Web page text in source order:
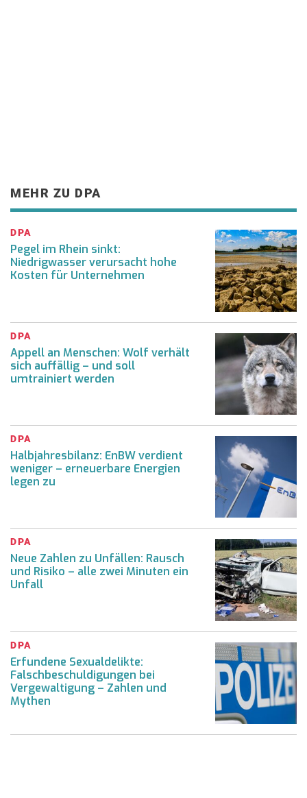
MEHR ZU DPA
DPA
Pegel im Rhein sinkt:
Niedrigwasser verursacht hohe
Kosten für Unternehmen
DPA
Appell an Menschen: Wolf verhält
sich auffällig – und soll
umtrainiert werden
DPA
Halbjahresbilanz: EnBW verdient
weniger – erneuerbare Energien
legen zu
DPA
Neue Zahlen zu Unfällen: Rausch
und Risiko – alle zwei Minuten ein
Unfall
DPA
Erfundene Sexualdelikte:
Falschbeschuldigungen bei
Vergewaltigung – Zahlen und
Mythen